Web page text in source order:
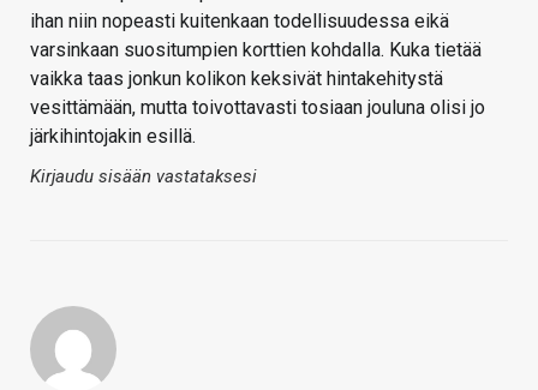
ihan niin nopeasti kuitenkaan todellisuudessa eikä
varsinkaan suositumpien korttien kohdalla. Kuka tietää
vaikka taas jonkun kolikon keksivät hintakehitystä
vesittämään, mutta toivottavasti tosiaan jouluna olisi jo
järkihintojakin esillä.
Kirjaudu sisään vastataksesi